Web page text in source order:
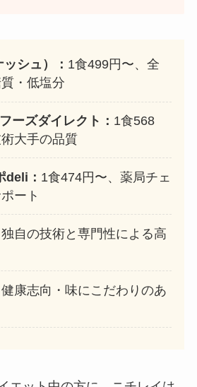
シュ）： 1食499円〜、全
・低塩分
ーズダイレクト： 1食568
大手の品質
deli： 1食474円〜、薬局チェ
ート
独自の技術と専門性による高
健康志向・味にこだわりのあ